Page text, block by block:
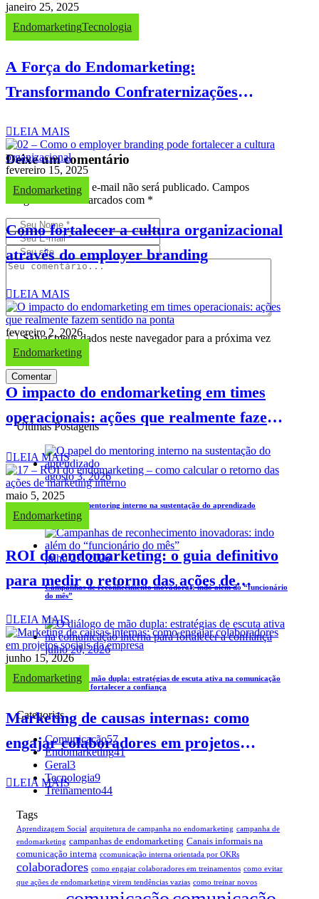
janeiro 25, 2025
EndomarketingTecnologia
A Força do Endomarketing:
Transformando Confraternizações
Memoráveis
LEIA MAIS
fevereiro 15, 2025
Endomarketing
Como fortalecer a cultura organizacional
através do employer branding
LEIA MAIS
fevereiro 2, 2026
Endomarketing
O impacto do endomarketing em times
operacionais: ações que realmente fazem
sentido na ponta
LEIA MAIS
maio 5, 2025
Endomarketing
ROI do endomarketing: o guia definitivo
para medir o retorno das ações de
marketing interno e transformar
resultados
LEIA MAIS
junho 15, 2026
Endomarketing
Marketing de causas internas: como
engajar colaboradores em projetos
sociais da empresa
LEIA MAIS
Deixe um comentário
O seu endereço de e-mail não será publicado. Campos
obrigatórios são marcados com *
Salvar meus dados neste navegador para a próxima vez
que eu comentar.
Comentar
Últimas Postagens
agosto 3, 2026
O papel do mentoring interno na sustentação do aprendizado
julho 27, 2026
Campanhas de reconhecimento inovadoras: indo além do “funcionário
do mês”
julho 20, 2026
O diálogo de mão dupla: estratégias de escuta ativa na comunicação
interna para fortalecer a confiança
Categorias
Comunicação57
Endomarketing41
Geral3
Tecnologia9
Treinamento44
Tags
Aprendizagem Social arquitetura de campanha no endomarketing campanha de
endomarketing campanhas de endomarketing Canais informais na
comunicação interna ccomunicação interna orientada por OKRs
colaboradores como engajar colaboradores em treinamentos como evitar
que ações de endomarketing virem tendências vazias como treinar novos